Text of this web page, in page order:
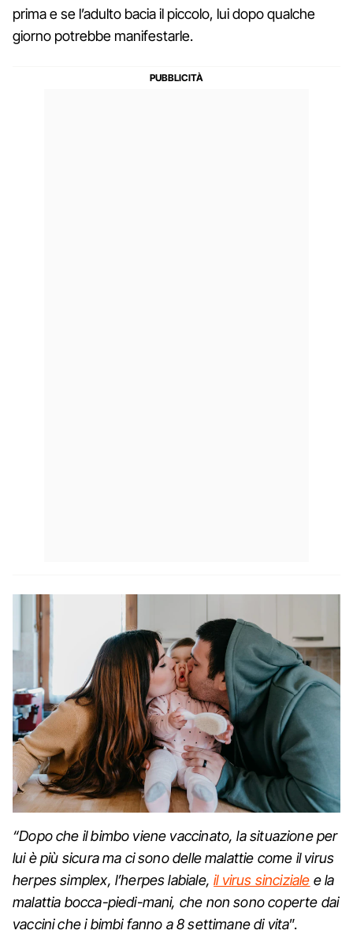
prima e se l’adulto bacia il piccolo, lui dopo qualche
giorno potrebbe manifestarle.
“Dopo che il bimbo viene vaccinato, la situazione per
lui è più sicura ma ci sono delle malattie come il virus
herpes simplex, l’herpes labiale,il virus sinciziale e la
malattia bocca-piedi-mani, che non sono coperte dai
vaccini che i bimbi fanno a 8 settimane di vita”.